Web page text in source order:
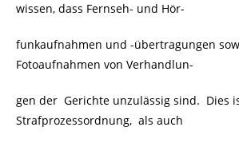
wissen, dass Fernseh- und Hör-
funkaufnahmen und -übertragungen
Fotoaufnahmen von Verhandlun-
gen der Gerichte unzulässig sind. Dies
Strafprozessordnung, als auch